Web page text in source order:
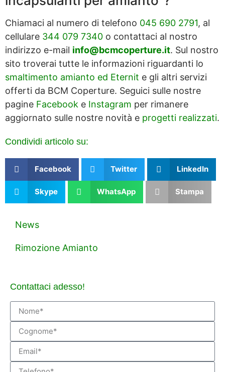
Chiamaci al numero di telefono 045 690 2791, al
cellulare 344 079 7340 o contattaci al nostro
indirizzo e-mail info@bcmcoperture.it. Sul nostro
sito troverai tutte le informazioni riguardanti lo
smaltimento amianto ed Eternit e gli altri servizi
offerti da BCM Coperture. Seguici sulle nostre
pagine Facebook e Instagram per rimanere
aggiornato sulle nostre novità e progetti realizzati.
Condividi articolo su:
Facebook Twitter LinkedIn
Skype WhatsApp Stampa
News
Rimozione Amianto
Contattaci adesso!